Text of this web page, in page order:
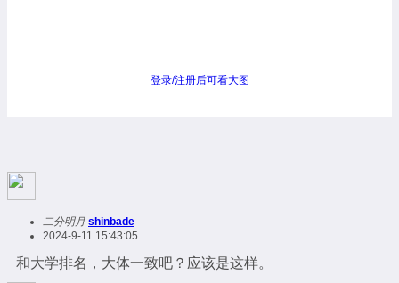
登录/注册后可看大图
二分明月 shinbade
2024-9-11 15:43:05
和大学排名，大体一致吧？应该是这样。